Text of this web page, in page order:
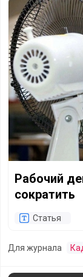
Рабочий день в
Рабочий
сократить
Статья
Для журнала